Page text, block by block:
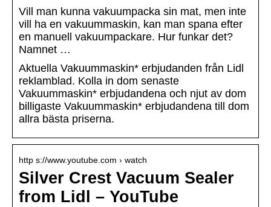
Vill man kunna vakuumpacka sin mat, men inte
vill ha en vakuummaskin, kan man spana efter
en manuell vakuumpackare. Hur funkar det?
Namnet …
Aktuella Vakuummaskin* erbjudanden från Lidl
reklamblad. Kolla in dom senaste
Vakuummaskin* erbjudandena och njut av dom
billigaste Vakuummaskin* erbjudandena till dom
allra bästa priserna.
http s://www.youtube.com › watch
Silver Crest Vacuum Sealer
from Lidl – YouTube